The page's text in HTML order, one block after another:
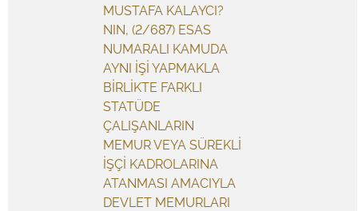
MUSTAFA KALAYCI?
NIN, (2/687) ESAS
NUMARALI KAMUDA
AYNI İŞİ YAPMAKLA
BİRLİKTE FARKLI
STATÜDE
ÇALIŞANLARIN
MEMUR VEYA SÜREKLİ
İŞÇİ KADROLARINA
ATANMASI AMACIYLA
DEVLET MEMURLARI